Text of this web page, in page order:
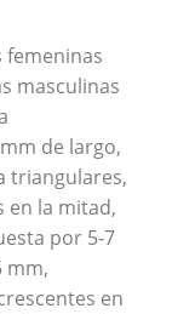
femeninas
masculinas
de largo,
triangulares,
en la mitad,
por 5-7
mm,
en